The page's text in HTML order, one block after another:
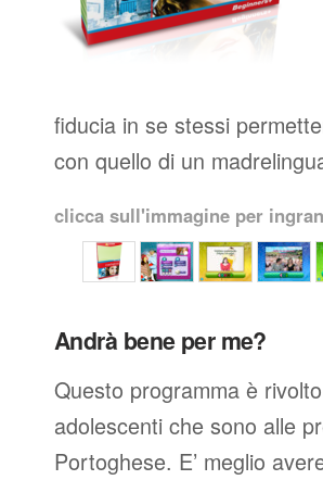
fiducia in se stessi
con quello di un
clicca sull'immagine per
Andrà bene per me?
Questo programma è
adolescenti che sono alle
Portoghese. E’ meglio